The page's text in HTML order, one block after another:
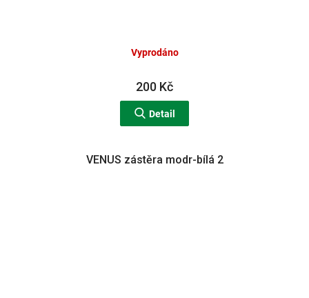
Vyprodáno
200 Kč
Detail
VENUS zástěra modr-bílá 2